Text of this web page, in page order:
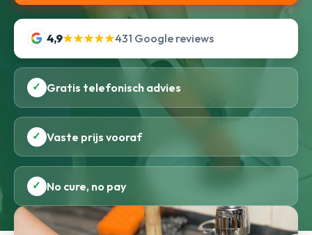
4,9★★★★★431 Google reviews
✓ Gratis telefonisch advies
✓ Vaste prijs vooraf
✓ No cure, no pay